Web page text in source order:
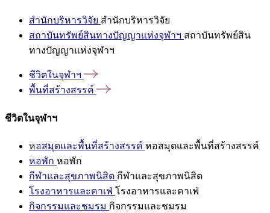
สำนักบริหารวิจัย สำนักบริหารวิจัย
สถาบันทรัพย์สินทางปัญญาแห่งจุฬาฯ สถาบันทรัพย์สิน
ทางปัญญาแห่งจุฬาฯ
ชีวิตในจุฬาฯ
พื้นที่สร้างสรรค์
ชีวิตในจุฬาฯ
หอสมุดและพื้นที่สร้างสรรค์ หอสมุดและพื้นที่สร้างสรรค์
หอพัก หอพัก
กีฬาและสุขภาพนิสิต กีฬาและสุขภาพนิสิต
โรงอาหารและคาเฟ่ โรงอาหารและคาเฟ่
กิจกรรมและชมรม กิจกรรมและชมรม